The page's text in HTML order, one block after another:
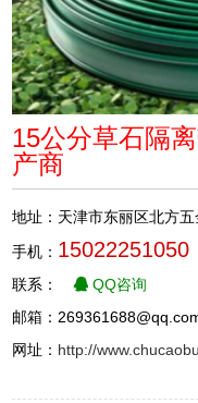
15公分草石隔
产商
地址：天津市东丽区北方五
手机： 15022251050
联系：
QQ咨询
邮箱：
网址： http://